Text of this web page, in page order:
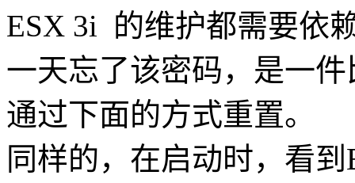
ESX 3i 的维护都需要依
一天忘了该密码，是一
通过下面的方式重置。
同样的，在启动时，看